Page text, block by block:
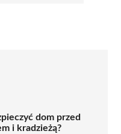
dom przed
i kradzieżą?